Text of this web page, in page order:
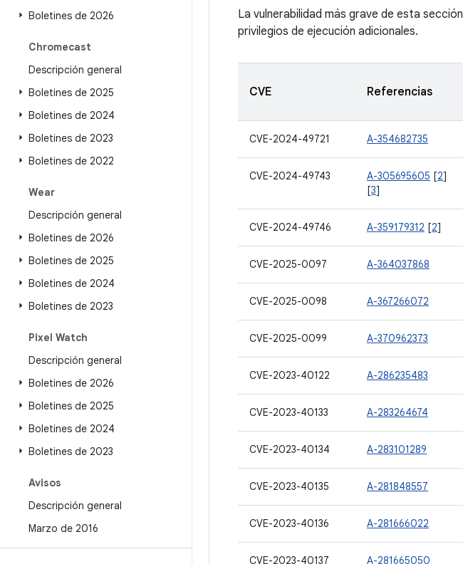
Boletines de 2026
Chromecast
Descripción general
Boletines de 2025
Boletines de 2024
Boletines de 2023
Boletines de 2022
Wear
Descripción general
Boletines de 2026
Boletines de 2025
Boletines de 2024
Boletines de 2023
Pixel Watch
Descripción general
Boletines de 2026
Boletines de 2025
Boletines de 2024
Boletines de 2023
Avisos
Descripción general
Marzo de 2016
La vulnerabilidad más grave de esta
privilegios de ejecución adicionales.
CVE Referencias
CVE-2024-49721 A-354682735
CVE-2024-49743 A-305695605 [2]
[3]
CVE-2024-49746 A-359179312 [2]
CVE-2025-0097 A-364037868
CVE-2025-0098 A-367266072
CVE-2025-0099 A-370962373
CVE-2023-40122 A-286235483
CVE-2023-40133 A-283264674
CVE-2023-40134 A-283101289
CVE-2023-40135 A-281848557
CVE-2023-40136 A-281666022
CVE-2023-40137 A-281665050